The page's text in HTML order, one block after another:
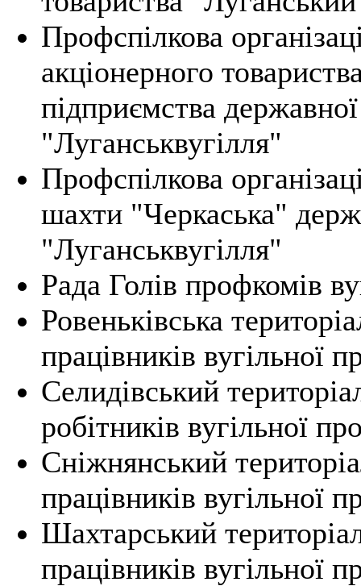
Профспілкова
акціонерного
підприємства
"Луганськвугілля"
Профспілкова
шахти "Черкаська"
"Луганськвугілля"
Рада Голів профкомів
Ровеньківська
працівників вугільної
Селидівський
робітників вугільної
Сніжнянський
працівників вугільної
Шахтарський
працівників вугільної